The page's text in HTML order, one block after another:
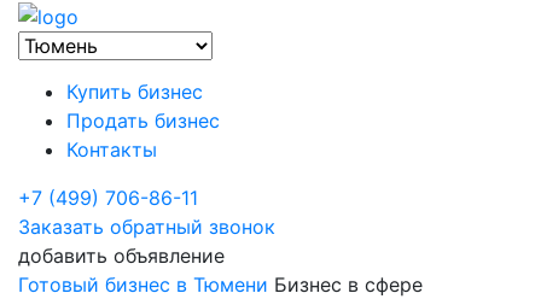
Купить бизнес
Продать бизнес
Контакты
+7 (499) 706-86-11
Заказать обратный звонок
добавить объявление
Готовый бизнес в Тюмени Бизнес в сфере